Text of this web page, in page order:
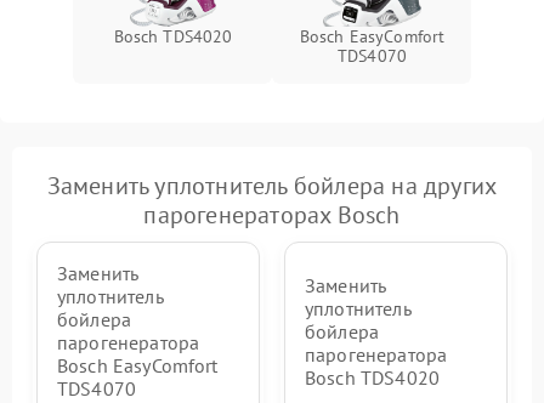
Bosch TDS4020
Bosch EasyComfort
TDS4070
Заменить уплотнитель бойлера на других
парогенераторах Bosch
Заменить
уплотнитель
бойлера
парогенератора
Bosch EasyComfort
TDS4070
Заменить
уплотнитель
бойлера
парогенератора
Bosch TDS4020